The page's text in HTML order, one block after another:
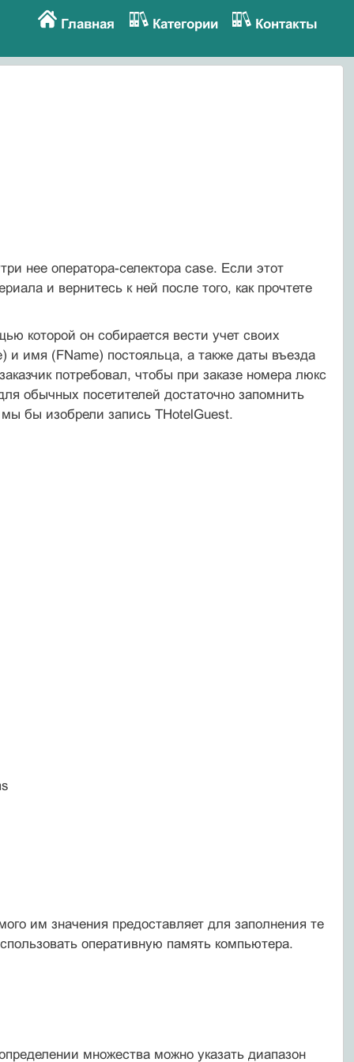
Главная Категории Контакты
нее оператора-селектора case. Если этот
и вернитесь к ней после того, как прочтете
которой он собирается вести учет своих
имя (FName) постояльца, а также даты въезда
потребовал, чтобы при заказе номера люкс
обычных посетителей достаточно запомнить
бы изобрели запись THotelGuest.
им значения предоставляет для заполнения те
оперативную память компьютера.
множества можно указать диапазон